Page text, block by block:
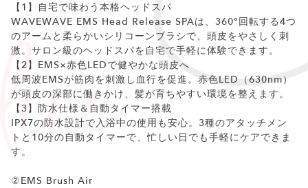
【1】自宅で味わう本格ヘッドスパ
WAVEWAVE EMS Head Release SPAは、360°回転する4つ
のアームと柔らかいシリコーンブラシで、頭皮をやさしく刺
激。サロン級のヘッドスパを自宅で手軽に体験できます。
【2】EMS×赤色LEDで健やかな頭皮へ
低周波EMSが筋肉を刺激し血行を促進。赤色LED（630nm）
が頭皮の深部に働きかけ、髪が育ちやすい環境を整えます。
【3】防水仕様＆自動タイマー搭載
IPX7の防水設計で入浴中の使用も安心。3種のアタッチメン
トと10分の自動タイマーで、忙しい日でも手軽にケアできま
す。
②EMS Brush Air